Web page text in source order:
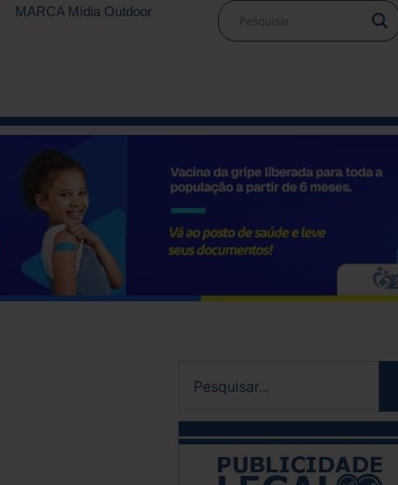
MARCA Mídia Outdoor